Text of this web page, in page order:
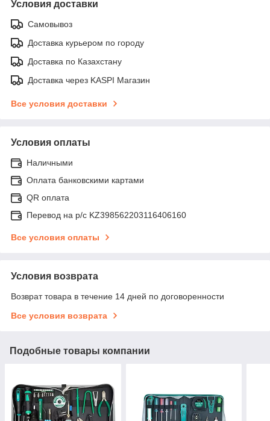
Условия доставки
Самовывоз
Доставка курьером по городу
Доставка по Казахстану
Доставка через KASPI Магазин
Все условия доставки
Условия оплаты
Наличными
Оплата банковскими картами
QR оплата
Перевод на р/с KZ398562203116406160
Все условия оплаты
Условия возврата
Возврат товара в течение 14 дней по договоренности
Все условия возврата
Подобные товары компании